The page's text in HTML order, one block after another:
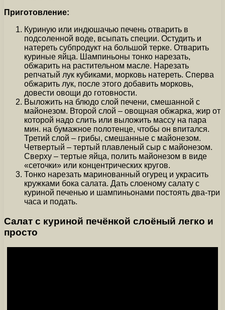
Приготовление:
Куриную или индюшачью печень отварить в
подсоленной воде, всыпать специи. Остудить и
натереть субпродукт на большой терке. Отварить
куриные яйца. Шампиньоны тонко нарезать,
обжарить на растительном масле. Нарезать
репчатый лук кубиками, морковь натереть. Сперва
обжарить лук, после этого добавить морковь,
довести овощи до готовности.
Выложить на блюдо слой печени, смешанной с
майонезом. Второй слой – овощная обжарка, жир от
которой надо слить или выложить массу на пара
мин. на бумажное полотенце, чтобы он впитался.
Третий слой – грибы, смешанные с майонезом.
Четвертый – тертый плавленый сыр с майонезом.
Сверху – тертые яйца, полить майонезом в виде
«сеточки» или концентрических кругов.
Тонко нарезать маринованный огурец и украсить
кружками бока салата. Дать слоеному салату с
куриной печенью и шампиньонами постоять два-три
часа и подать.
Салат с куриной печёнкой слоёный легко и
просто